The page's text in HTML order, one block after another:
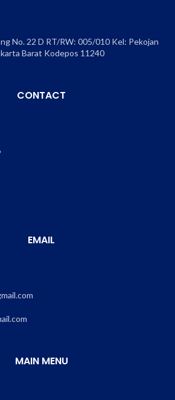
No. 22 D RT/RW: 005/010 Kel: Pekojan
Barat Kodepos 11240
CONTACT
EMAIL
MAIN MENU